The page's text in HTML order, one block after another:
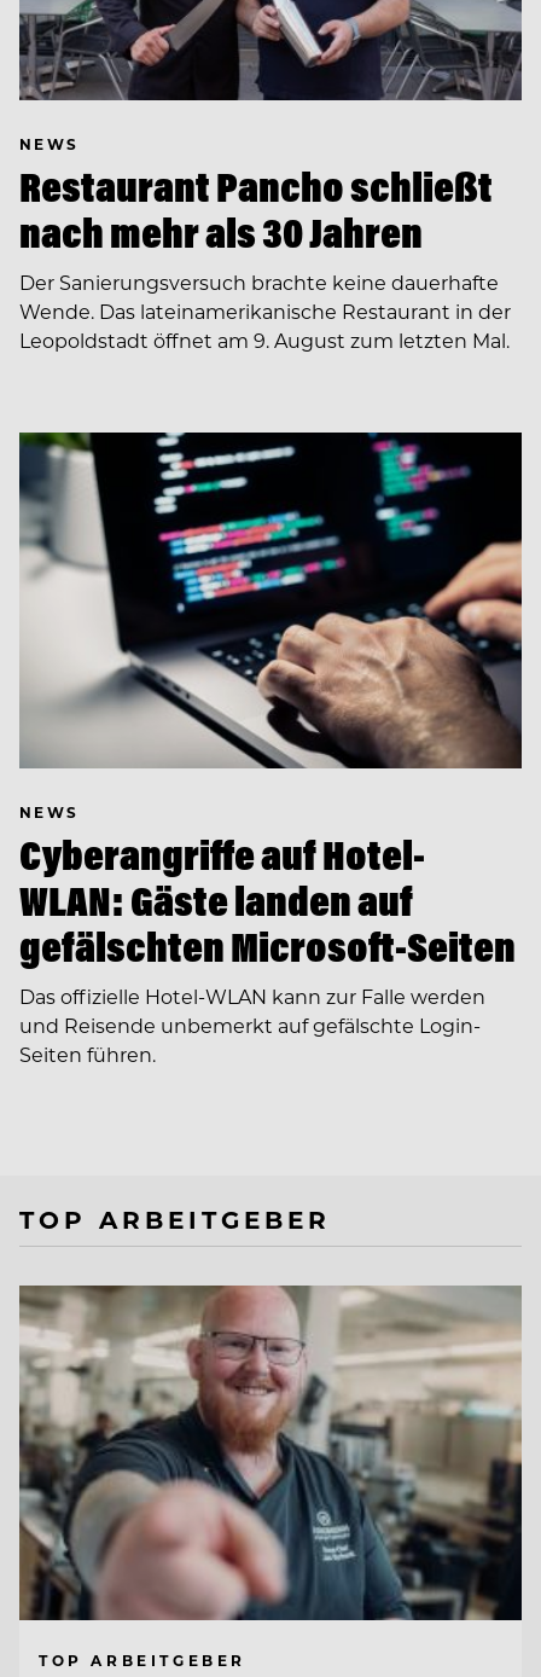
NEWS
Restaurant Pancho schließt
nach mehr als 30 Jahren
Der Sanierungsversuch brachte keine dauerhafte
Wende. Das lateinamerikanische Restaurant in der
Leopoldstadt öffnet am 9. August zum letzten Mal.
NEWS
Cyberangriffe auf Hotel-
WLAN: Gäste landen auf
gefälschten Microsoft-Seiten
Das offizielle Hotel-WLAN kann zur Falle werden
und Reisende unbemerkt auf gefälschte Login-
Seiten führen.
TOP ARBEITGEBER
TOP ARBEITGEBER